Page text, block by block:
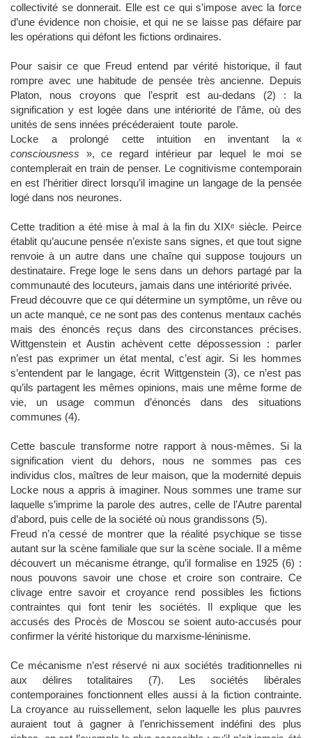
collectivité se donnerait. Elle est ce qui s’impose avec la force
d’une évidence non choisie, et qui ne se laisse pas défaire par
les opérations qui défont les fictions ordinaires.
Pour saisir ce que Freud entend par vérité historique, il faut
rompre avec une habitude de pensée très ancienne. Depuis
Platon, nous croyons que l’esprit est au-dedans (2) : la
signification y est logée dans une intériorité de l’âme, où des
unités de sens innées précéderaient toute parole.
Locke a prolongé cette intuition en inventant la «
consciousness », ce regard intérieur par lequel le moi se
contemplerait en train de penser. Le cognitivisme contemporain
en est l’héritier direct lorsqu’il imagine un langage de la pensée
logé dans nos neurones.
Cette tradition a été mise à mal à la fin du XIXᵉ siècle. Peirce
établit qu’aucune pensée n’existe sans signes, et que tout signe
renvoie à un autre dans une chaîne qui suppose toujours un
destinataire. Frege loge le sens dans un dehors partagé par la
communauté des locuteurs, jamais dans une intériorité privée.
Freud découvre que ce qui détermine un symptôme, un rêve ou
un acte manqué, ce ne sont pas des contenus mentaux cachés
mais des énoncés reçus dans des circonstances précises.
Wittgenstein et Austin achèvent cette dépossession : parler
n’est pas exprimer un état mental, c’est agir. Si les hommes
s’entendent par le langage, écrit Wittgenstein (3), ce n’est pas
qu’ils partagent les mêmes opinions, mais une même forme de
vie, un usage commun d’énoncés dans des situations
communes (4).
Cette bascule transforme notre rapport à nous-mêmes. Si la
signification vient du dehors, nous ne sommes pas ces
individus clos, maîtres de leur maison, que la modernité depuis
Locke nous a appris à imaginer. Nous sommes une trame sur
laquelle s’imprime la parole des autres, celle de l’Autre parental
d’abord, puis celle de la société où nous grandissons (5).
Freud n’a cessé de montrer que la réalité psychique se tisse
autant sur la scène familiale que sur la scène sociale. Il a même
découvert un mécanisme étrange, qu’il formalise en 1925 (6) :
nous pouvons savoir une chose et croire son contraire. Ce
clivage entre savoir et croyance rend possibles les fictions
contraintes qui font tenir les sociétés. Il explique que les
accusés des Procès de Moscou se soient auto-accusés pour
confirmer la vérité historique du marxisme-léninisme.
Ce mécanisme n’est réservé ni aux sociétés traditionnelles ni
aux délires totalitaires (7). Les sociétés libérales
contemporaines fonctionnent elles aussi à la fiction contrainte.
La croyance au ruissellement, selon laquelle les plus pauvres
auraient tout à gagner à l’enrichissement indéfini des plus